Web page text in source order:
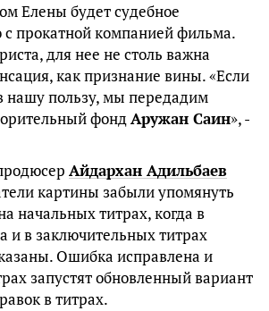
Елены будет судебное
с прокатной компанией фильма.
для нее не столь важна
как признание вины. «Если
нашу пользу, мы передадим
фондАружан Саин», -
Айдархан Адильбаев
картины забыли упомянуть
начальных титрах, когда в
и в заключительных титрах
Ошибка исправлена и
запустят обновленный вариант
в титрах.